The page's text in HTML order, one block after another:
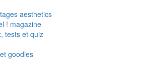
aesthetics
! magazine
tests et quiz
goodies